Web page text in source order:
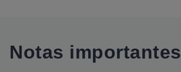
Notas importantes